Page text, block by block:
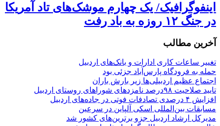
اینفوگرافیک/ یک چهارم موشک‌های تاد آمریکا
در جنگ ۱۲ روزه به باد رفت
آخرین مطالب
تغییر ساعات کاری ادارات و بانک‌های اردبیل
حمله به فرودگاه پارس‌‌آباد جزئی بود
اجتماع عظیم اردبیلی‌ها زیر بارش باران
تایید صلاحیت ۹۸درصد نامزدهای شوراهای روستای اردبیل
افزایش ۴ درصدی تصادفات فوتی در جاده‌های اردبیل
مسابقات بین‌المللی اسکی آلپاین در سرعین
مدیرکل ارشاد اردبیل جزو برترین‌های کشور شد